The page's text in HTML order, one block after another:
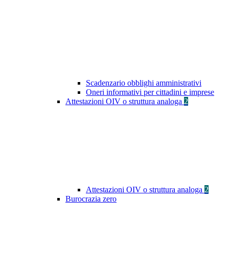
Scadenzario obblighi amministrativi
Oneri informativi per cittadini e imprese
Attestazioni OIV o struttura analoga 2
Attestazioni OIV o struttura analoga 2
Burocrazia zero